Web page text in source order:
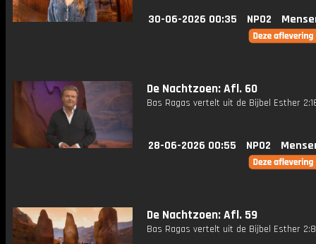
30-06-2026 00:35 NPO2
De Nachtzoen: Afl. 60
Bas Ragas vertelt uit de Bijbel Esther
28-06-2026 00:55 NPO2
De Nachtzoen: Afl. 59
Bas Ragas vertelt uit de Bijbel Esther